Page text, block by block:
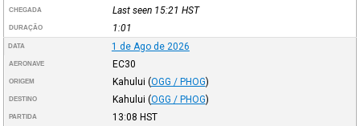
CHEGADA Last seen 15:21 HST
DURAÇÃO 1:01
DATA 1 de Ago de 2026
AERONAVE EC30
ORIGEM Kahului (OGG / PHOG)
DESTINO Kahului (OGG / PHOG)
PARTIDA 13:08 HST